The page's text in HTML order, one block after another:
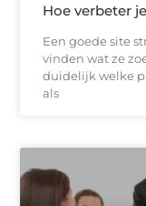
Hoe verbeter
Een goede site
vinden wat ze
duidelijk welke
als